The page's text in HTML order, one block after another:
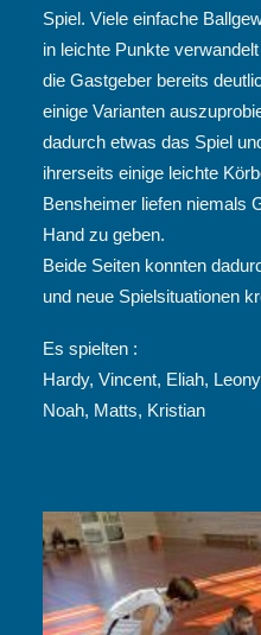
Spiel. Viele einfache
in leichte Punkte
die Gastgeber bereits
einige Varianten
dadurch etwas das Spiel
ihrerseits einige leichte
Bensheimer liefen niemals
Hand zu geben.
Beide Seiten konnten
und neue Spielsituationen
Es spielten :
Hardy, Vincent, Eliah,
Noah, Matts, Kristian